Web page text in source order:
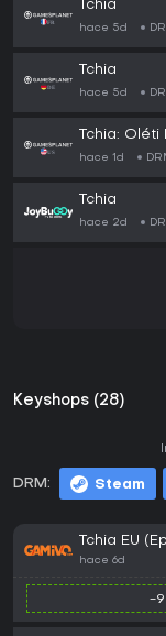
Tchia
hace 5d
Tchia
hace 5d
Tchia: Oléti
hace 1d
Tchia
hace 2d
Keyshops (28)
DRM: Steam
Tchia EU
hace 6d
-